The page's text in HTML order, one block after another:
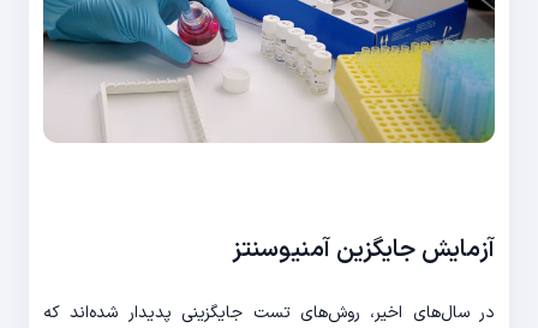
آزمایش جایگزین آمنیوسنتز
در سال‌های اخیر، روش‌های تست جایگزینی پدیدار شده‌اند که